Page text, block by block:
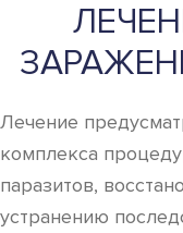
Лечение
комплекса
паразитов,
устранению